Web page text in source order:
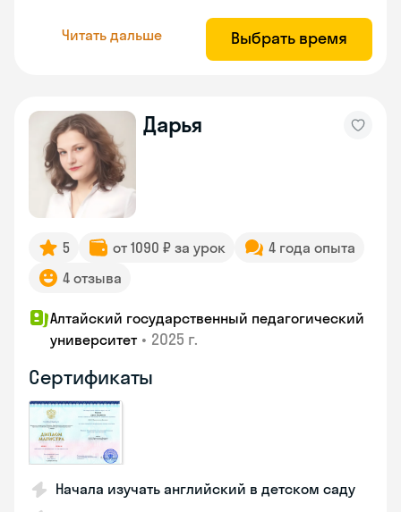
Читать дальше Выбрать время
Дарья
5 от 1090 ₽ за урок
4 года опыта
4 отзыва
Алтайский государственный педагогический
университет • 2025 г.
Сертификаты
Начала изучать английский в детском саду